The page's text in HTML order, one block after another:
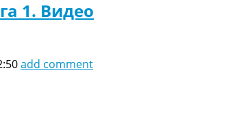
1. Видео
add comment